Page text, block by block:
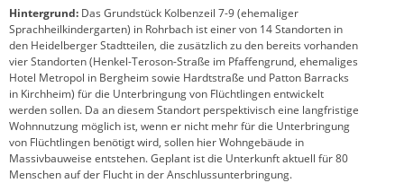
Hintergrund: Das Grundstück Kolbenzeil 7-9 (ehemaliger
Sprachheilkindergarten) in Rohrbach ist einer von 14 Standorten in
den Heidelberger Stadtteilen, die zusätzlich zu den bereits vorhanden
vier Standorten (Henkel-Teroson-Straße im Pfaffengrund, ehemaliges
Hotel Metropol in Bergheim sowie Hardtstraße und Patton Barracks
in Kirchheim) für die Unterbringung von Flüchtlingen entwickelt
werden sollen. Da an diesem Standort perspektivisch eine langfristige
Wohnnutzung möglich ist, wenn er nicht mehr für die Unterbringung
von Flüchtlingen benötigt wird, sollen hier Wohngebäude in
Massivbauweise entstehen. Geplant ist die Unterkunft aktuell für 80
Menschen auf der Flucht in der Anschlussunterbringung.